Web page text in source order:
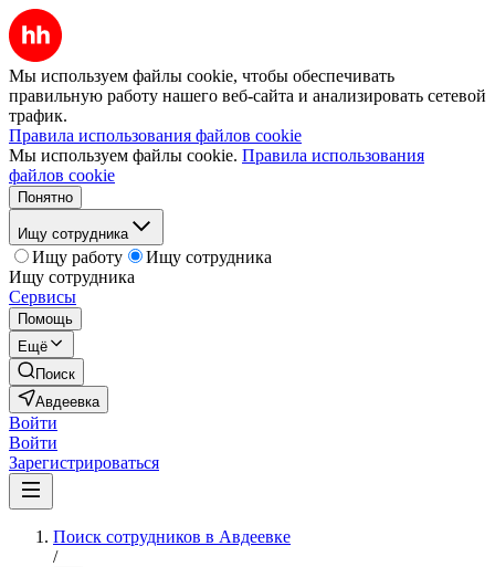
Мы используем файлы cookie, чтобы обеспечивать
правильную работу нашего веб-сайта и анализировать сетевой
трафик.
Правила использования файлов cookie
Мы используем файлы cookie. Правила использования
файлов cookie
Понятно
Ищу сотрудника
Ищу работу
Ищу сотрудника
Ищу сотрудника
Сервисы
Помощь
Ещё
Поиск
Авдеевка
Войти
Войти
Зарегистрироваться
Поиск сотрудников в Авдеевке
/